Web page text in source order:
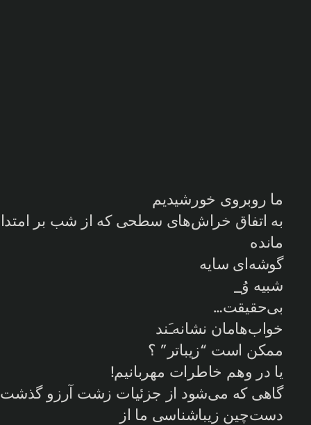
ما روبروی خورشیدیم
به اتفاق خراش‌های سطحی که از شب بر
مانده
گوشه‌ای سایه
شبیه وُ_
بی‌حقیقت…
خواب‌هامان نشانه‌ـَند
ممکن است “زیبا‌تر” ؟
یا در وهم خاطرات مهربانیم!
گاهی که می‌شود از جزئیات زشت آرزو
دست‌چین زیباشناسی ما از